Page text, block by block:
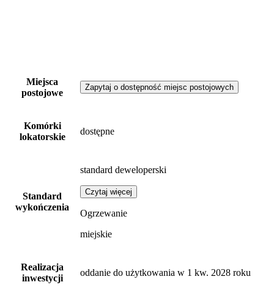
Miejsca
postojowe
Zapytaj o dostępność miejsc postojowych
Komórki
lokatorskie
dostępne
Standard
wykończenia
standard deweloperski
Czytaj więcej
Ogrzewanie
miejskie
Realizacja
inwestycji
oddanie do użytkowania w 1 kw. 2028 roku